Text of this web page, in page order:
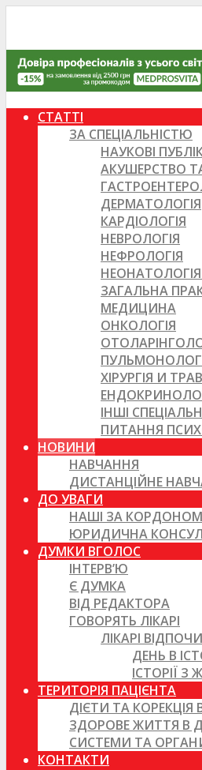
СТАТТІ
ЗА СПЕЦІАЛЬНІСТЮ
НАУКОВІ
АКУШЕРСТВО
ДЕРМАТОЛОГІЯ
КАРДІОЛОГІЯ
НЕВРОЛОГІЯ
НЕФРОЛОГІЯ
НЕОНАТОЛОГІЯ
ЗАГАЛЬНА
МЕДИЦИНА
ОНКОЛОГІЯ
ХІРУРГІЯ И
ІНШІ
ПИТАННЯ
НОВИНИ
НАВЧАННЯ
ДИСТАНЦІЙНЕ
ДО УВАГИ
НАШІ ЗА КОРДОНОМ
ЮРИДИЧНА
ДУМКИ ВГОЛОС
ІНТЕРВ’Ю
Є ДУМКА
ВІД РЕДАКТОРА
ГОВОРЯТЬ ЛІКАРІ
ЛІКАРІ
ДЕНЬ В
ІСТОРІЇ З
ТЕРИТОРІЯ ПАЦІЄНТА
ДІЄТИ ТА КОРЕКЦІЯ
ЗДОРОВЕ ЖИТТЯ В
СИСТЕМИ ТА
КОНТАКТИ